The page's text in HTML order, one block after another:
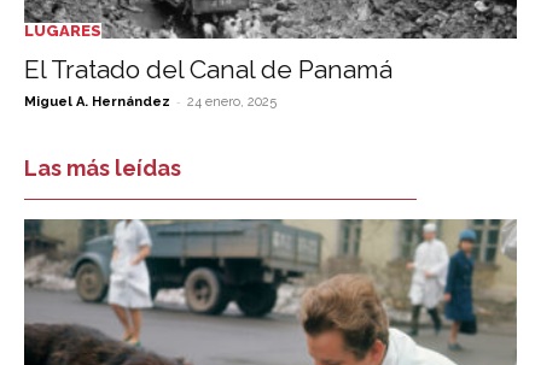
LUGARES
El Tratado del Canal de Panamá
Miguel A. Hernández - 24 enero, 2025
Las más leídas